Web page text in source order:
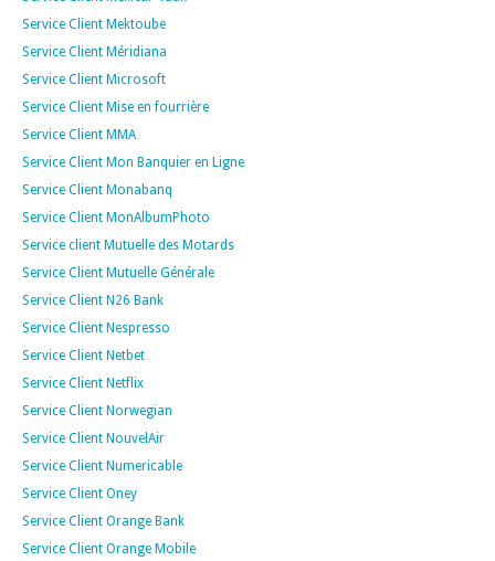
Service Client Mektoube
Service Client Méridiana
Service Client Microsoft
Service Client Mise en fourrière
Service Client MMA
Service Client Mon Banquier en Ligne
Service Client Monabanq
Service Client MonAlbumPhoto
Service client Mutuelle des Motards
Service Client Mutuelle Générale
Service Client N26 Bank
Service Client Nespresso
Service Client Netbet
Service Client Netflix
Service Client Norwegian
Service Client NouvelAir
Service Client Numericable
Service Client Oney
Service Client Orange Bank
Service Client Orange Mobile